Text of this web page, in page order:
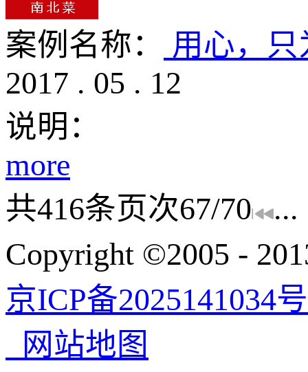
案例名称：
用心，
2017 . 05 . 12
说明：
more
共416条页次67/70
...
Copyright ©2005 -
京ICP备2025141034
网站地图